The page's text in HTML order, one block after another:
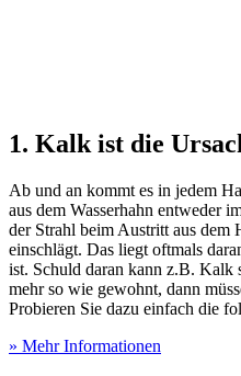
1. Kalk ist die
Ab und an kommt es in jedem
aus dem Wasserhahn entweder
der Strahl beim Austritt aus dem
einschlägt. Das liegt oftmals
ist. Schuld daran kann z.B. Kalk
mehr so wie gewohnt, dann
Probieren Sie dazu einfach die
» Mehr Informationen